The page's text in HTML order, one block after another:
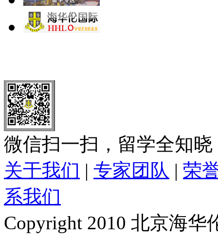
微信扫一扫，留学全知晓
关于我们 | 专家团队 | 荣
系我们
Copyright 2010 北京海